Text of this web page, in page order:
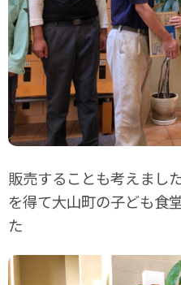
販売することも考えまし
を得て大山町の子ども食
た